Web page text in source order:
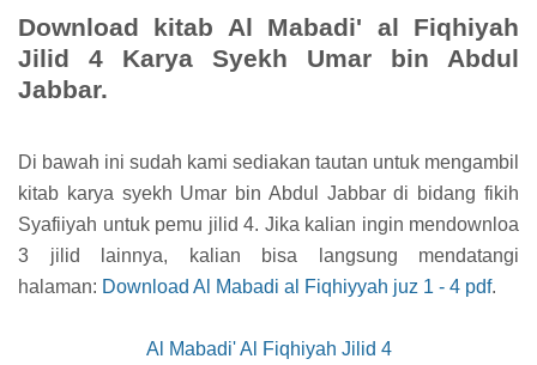
Download kitab Al Mabadi' al Fiqhiyah
Jilid 4 Karya Syekh Umar bin Abdul
Jabbar.
Di bawah ini sudah kami sediakan tautan untuk mengambil
kitab karya syekh Umar bin Abdul Jabbar di bidang fikih
Syafiiyah untuk pemu jilid 4. Jika kalian ingin mendownloa
3 jilid lainnya, kalian bisa langsung mendatangi
halaman: Download Al Mabadi al Fiqhiyyah juz 1 - 4 pdf.
Al Mabadi' Al Fiqhiyah Jilid 4